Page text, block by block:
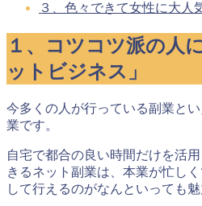
３、色々できて女性に大人
１、コツコツ派の人
ットビジネス」
今多くの人が行っている副業と
業です。
自宅で都合の良い時間だけを活
きるネット副業は、本業が忙しく
して行えるのがなんといっても魅